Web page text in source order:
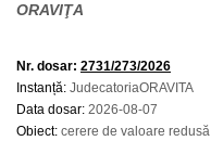
ORAVIŢA
Nr. dosar: 2731/273/2026
Instanță: JudecatoriaORAVITA
Data dosar: 2026-08-07
Obiect: cerere de valoare redusă